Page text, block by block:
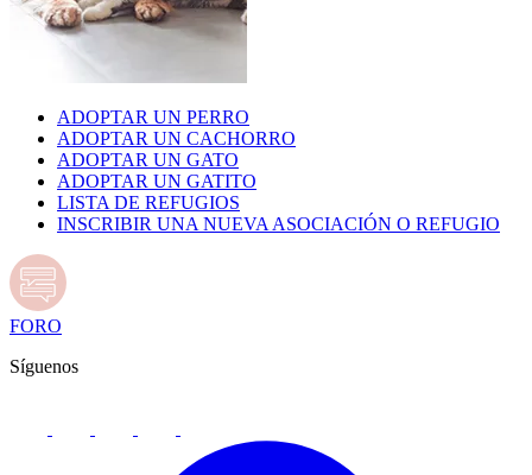
ADOPTAR UN PERRO
ADOPTAR UN CACHORRO
ADOPTAR UN GATO
ADOPTAR UN GATITO
LISTA DE REFUGIOS
INSCRIBIR UNA NUEVA ASOCIACIÓN O REFUGIO
FORO
Síguenos